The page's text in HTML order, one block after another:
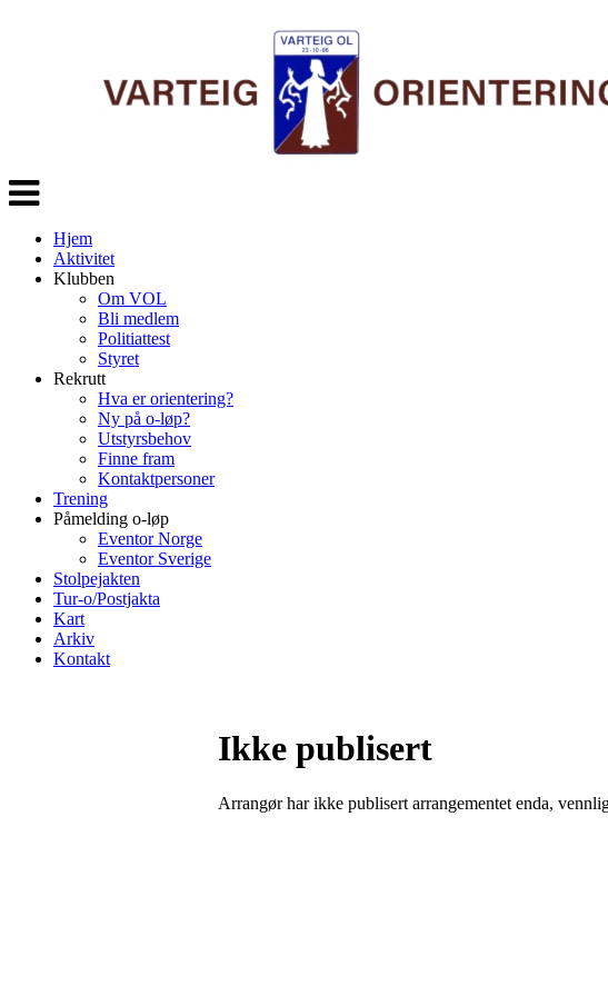
Veksle
navigasjon
Hjem
Aktivitet
Klubben
Om VOL
Bli medlem
Politiattest
Styret
Rekrutt
Hva er orientering?
Ny på o-løp?
Utstyrsbehov
Finne fram
Kontaktpersoner
Trening
Påmelding o-løp
Eventor Norge
Eventor Sverige
Stolpejakten
Tur-o/Postjakta
Kart
Arkiv
Kontakt
Ikke publisert
Arrangør har ikke publisert arrangementet enda,